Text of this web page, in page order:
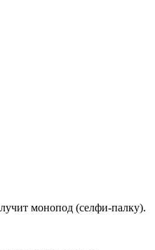
монопод (селфи-палку).